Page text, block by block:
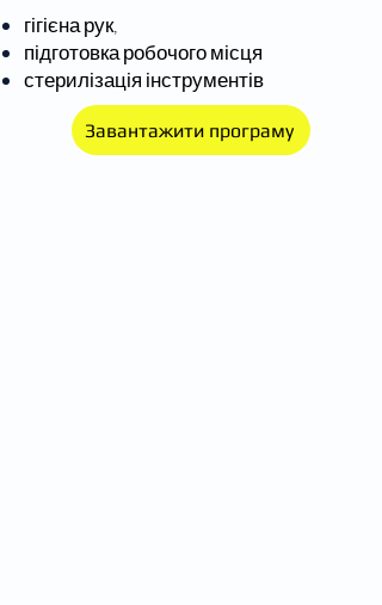
гігієна рук,
підготовка робочого місця
стерилізація інструментів
Завантажити програму